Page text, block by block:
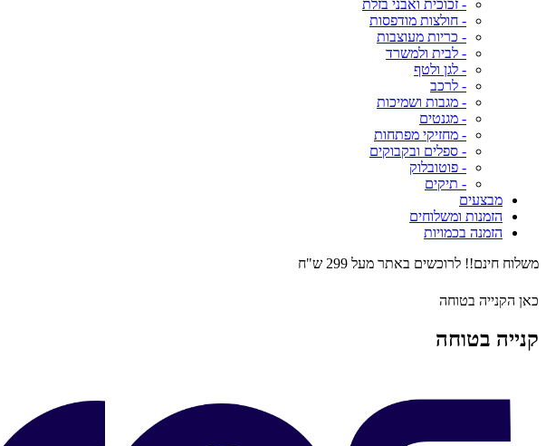
- זכוכית ואבני בזלת
- חולצות מודפסות
- כריות מעוצבות
- לבית ולמשרד
- לגן ולטף
- לרכב
- מגבות ושמיכות
- מגנטים
- מחזיקי מפתחות
- ספלים ובקבוקים
- פוטובלוק
- תיקים
מבצעים
הזמנות ומשלוחים
הזמנה בכמויות
משלוח חינם!! לרוכשים באתר מעל 299 ש"ח
כאן הקנייה בטוחה
קנייה בטוחה